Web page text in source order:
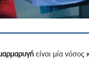
και Συνεργατών
είναι μία νόσος